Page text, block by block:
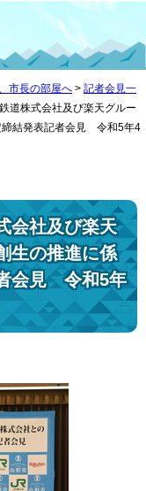
市長の部屋へ > 記者会見一
道株式会社及び楽天グルー
締結発表記者会見 令和5年4
会社及び楽天
生の推進に係
会見 令和5年